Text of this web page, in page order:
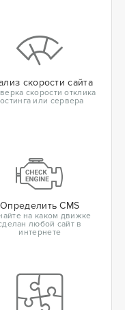
скорости сайта
скорости отклика
или сервера
Определить CMS
на каком движке
любой сайт в
интернете